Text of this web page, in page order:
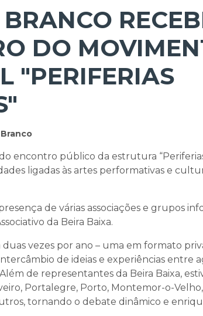
DO
"PERIFERIAS
encontro público da estrutura
ligadas às artes performativas e
de várias associações e grupos
da Beira Baixa.
duas vezes por ano – uma em formato
de ideias e experiências entre
de representantes da Beira Baixa,
Portalegre, Porto, Montemor-o-
tornando o debate dinâmico e